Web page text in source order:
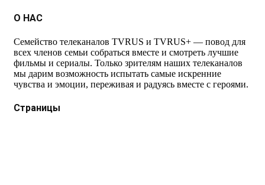
О НАС
Семейство телеканалов TVRUS и TVRUS+ — повод для
всех членов семьи собраться вместе и смотреть лучшие
фильмы и сериалы. Только зрителям наших телеканалов
мы дарим возможность испытать самые искренние
чувства и эмоции, переживая и радуясь вместе с героями.
Страницы